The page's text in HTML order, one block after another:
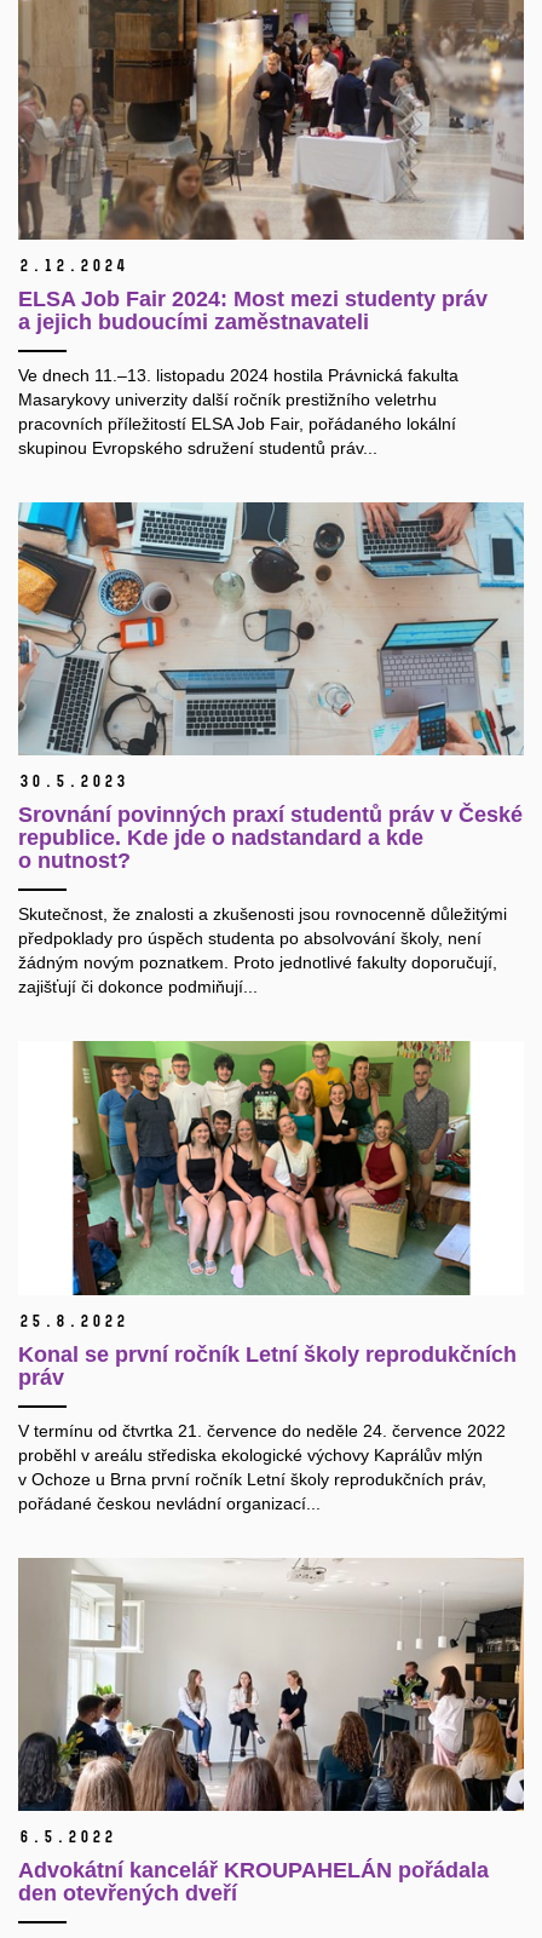
2. 12. 2024
ELSA Job Fair 2024: Most mezi studenty práv
a jejich budoucími zaměstnavateli
Ve dnech 11.–13. listopadu 2024 hostila Právnická fakulta
Masarykovy univerzity další ročník prestižního veletrhu
pracovních příležitostí ELSA Job Fair, pořádaného lokální
skupinou Evropského sdružení studentů práv...
30. 5. 2023
Srovnání povinných praxí studentů práv v České
republice. Kde jde o nadstandard a kde
o nutnost?
Skutečnost, že znalosti a zkušenosti jsou rovnocenně důležitými
předpoklady pro úspěch studenta po absolvování školy, není
žádným novým poznatkem. Proto jednotlivé fakulty doporučují,
zajišťují či dokonce podmiňují...
25. 8. 2022
Konal se první ročník Letní školy reprodukčních
práv
V termínu od čtvrtka 21. července do neděle 24. července 2022
proběhl v areálu střediska ekologické výchovy Kaprálův mlýn
v Ochoze u Brna první ročník Letní školy reprodukčních práv,
pořádané českou nevládní organizací...
6. 5. 2022
Advokátní kancelář KROUPAHELÁN pořádala
den otevřených dveří